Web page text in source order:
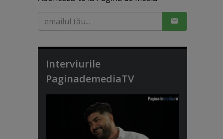
Interviurile
PaginademediaTV